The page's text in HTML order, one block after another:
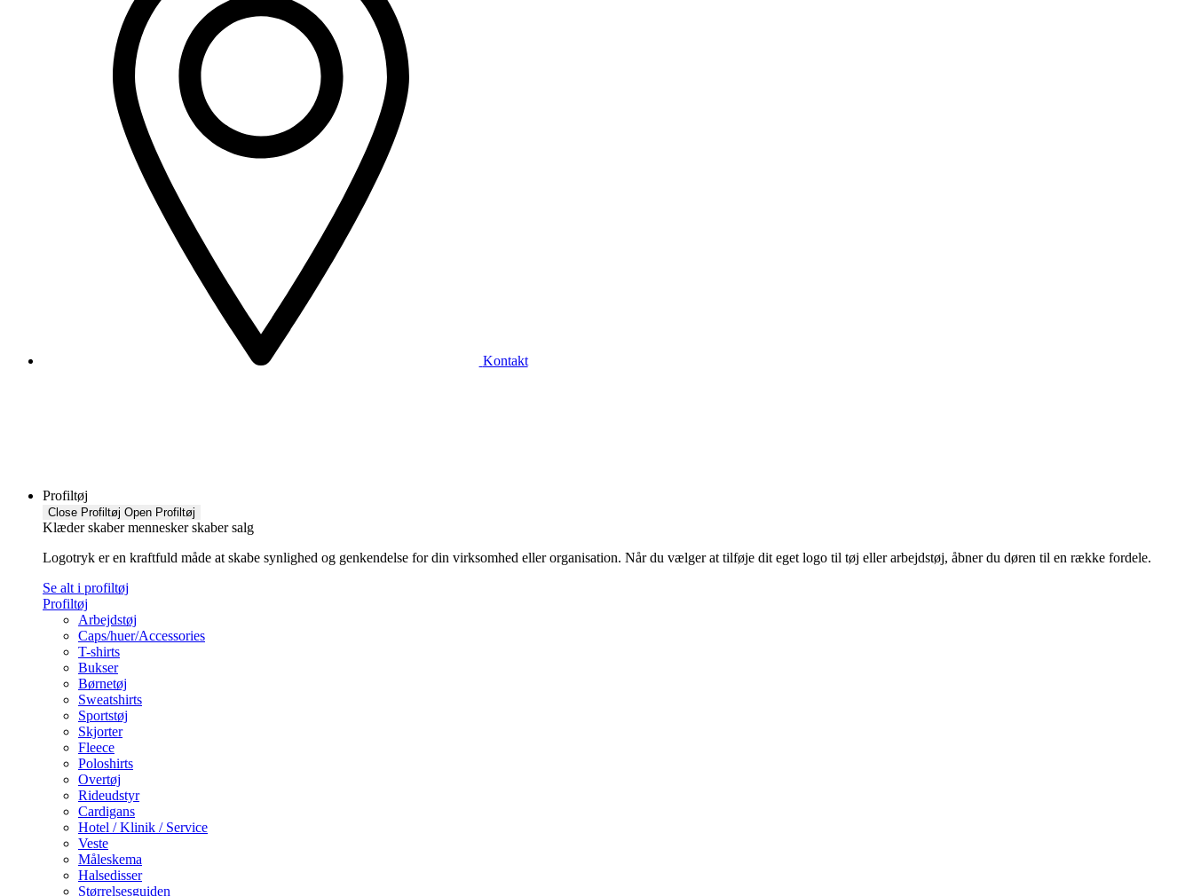
Kontakt
Profiltøj
Close Profiltøj Open Profiltøj
Klæder skaber mennesker skaber salg
Logotryk er en kraftfuld måde at skabe synlighed og genkendelse for din virksomhed eller organisation. Når du vælger at tilføje dit eget logo til tøj eller arbejdstøj, åbner du døren til en række fordele.
Se alt i profiltøj
Profiltøj
Arbejdstøj
Caps/huer/Accessories
T-shirts
Bukser
Børnetøj
Sweatshirts
Sportstøj
Skjorter
Fleece
Poloshirts
Overtøj
Rideudstyr
Cardigans
Hotel / Klinik / Service
Veste
Måleskema
Halsedisser
Størrelsesguiden